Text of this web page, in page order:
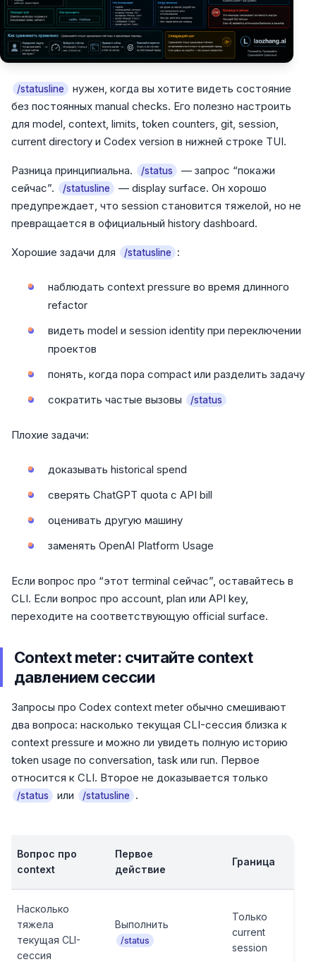
/statusline
нужен, когда вы хотите видеть состояние
без постоянных manual checks. Его полезно настроить
для model, context, limits, token counters, git, session,
current directory и Codex version в нижней строке TUI.
Разница принципиальна. /status
— запрос “покажи
сейчас”.
/statusline
— display surface. Он хорошо
предупреждает, что session становится тяжелой, но не
превращается в официальный history dashboard.
Хорошие задачи для /statusline :
наблюдать context pressure во время длинного
refactor
видеть model и session identity при переключении
проектов
понять, когда пора compact или разделить задачу
сократить частые вызовы
/status
Плохие задачи:
доказывать historical spend
сверять ChatGPT quota с API bill
оценивать другую машину
заменять OpenAI Platform Usage
Если вопрос про “этот terminal сейчас”, оставайтесь в
CLI. Если вопрос про account, plan или API key,
переходите на соответствующую official surface.
Context meter: считайте context
давлением сессии
Запросы про Codex context meter обычно смешивают
два вопроса: насколько текущая CLI-сессия близка к
context pressure и можно ли увидеть полную историю
token usage по conversation, task или run. Первое
относится к CLI. Второе не доказывается только
/status или /statusline .
Вопрос про
context
Первое
действие
Граница
Насколько
тяжела
текущая CLI-
сессия
Выполнить
/status
Только
current
session